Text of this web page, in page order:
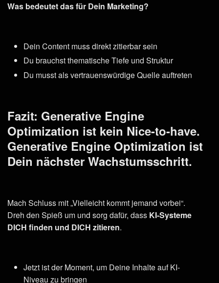
Was bedeutet das für Dein Marketing?
Dein Content muss direkt zitierbar sein
Du brauchst thematische Tiefe und Struktur
Du musst als vertrauenswürdige Quelle auftreten
Fazit: Generative Engine
Optimization ist kein Nice-to-have.
Generative Engine Optimization ist
Dein nächster Wachstumsschritt.
Mach Schluss mit „Vielleicht kommt jemand vorbei“.
Dreh den Spieß um und sorg dafür, dass KI-Systeme
DICH finden und DICH zitieren.
Jetzt ist der Moment, um Deine Inhalte auf KI-
Niveau zu bringen